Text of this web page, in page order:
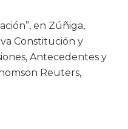
en Zúñiga,
Constitución y
Antecedentes y
Reuters,